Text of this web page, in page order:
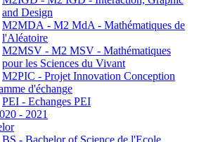
and Design
M2MDA - M2 MdA - Mathématiques de
l'Aléatoire
M2MSV - M2 MSV - Mathématiques
pour les Sciences du Vivant
M2PIC - Projet Innovation Conception
d'échange
PEI - Echanges PEI
- 2021
BS - Bachelor of Science de l'Ecole